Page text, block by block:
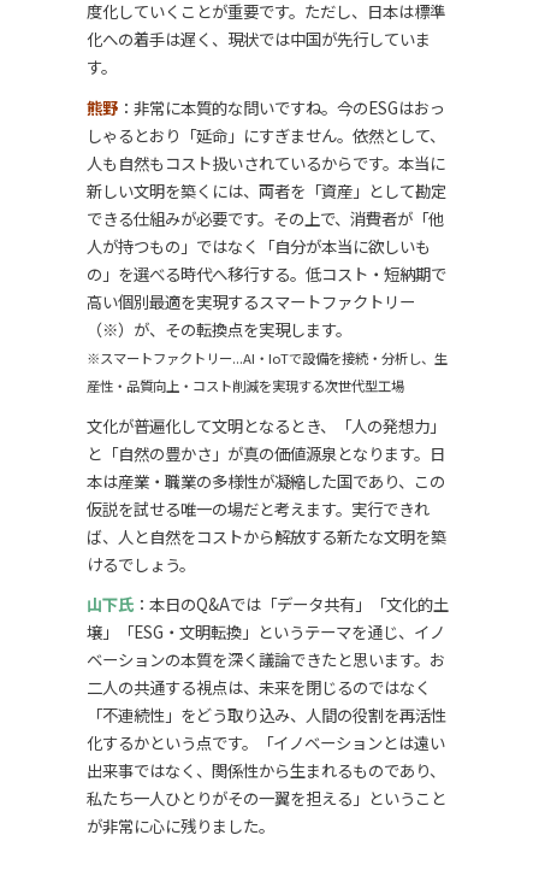
度化していくことが重要です。ただし、日本は標準
化への着手は遅く、現状では中国が先行していま
す。
熊野 ：非常に本質的な問いですね。今のESGはおっ
しゃるとおり「延命」にすぎません。依然として、
人も自然もコスト扱いされているからです。本当に
新しい文明を築くには、両者を「資産」として勘定
できる仕組みが必要です。その上で、消費者が「他
人が持つもの」ではなく「自分が本当に欲しいも
の」を選べる時代へ移行する。低コスト・短納期で
高い個別最適を実現するスマートファクトリー
（※）が、その転換点を実現します。
※スマートファクトリー...AI・IoTで設備を接続・分析し、生
産性・品質向上・コスト削減を実現する次世代型工場
文化が普遍化して文明となるとき、「人の発想力」
と「自然の豊かさ」が真の価値源泉となります。日
本は産業・職業の多様性が凝縮した国であり、この
仮説を試せる唯一の場だと考えます。実行できれ
ば、人と自然をコストから解放する新たな文明を築
けるでしょう。
山下氏 ：本日のQ&Aでは「データ共有」「文化的土
壌」「ESG・文明転換」というテーマを通じ、イノ
ベーションの本質を深く議論できたと思います。お
二人の共通する視点は、未来を閉じるのではなく
「不連続性」をどう取り込み、人間の役割を再活性
化するかという点です。「イノベーションとは遠い
出来事ではなく、関係性から生まれるものであり、
私たち一人ひとりがその一翼を担える」ということ
が非常に心に残りました。